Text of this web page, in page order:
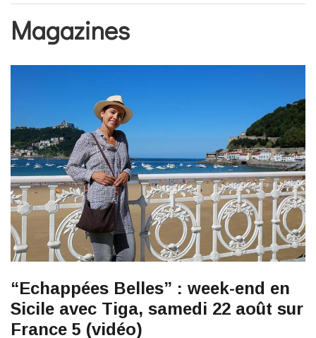
Magazines
“Echappées Belles” : week-end en
Sicile avec Tiga, samedi 22 août sur
France 5 (vidéo)